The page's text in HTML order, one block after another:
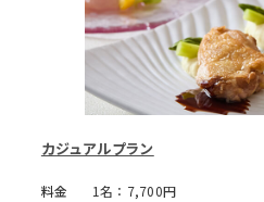
カジュアルプラン
料金
1名：7,700円